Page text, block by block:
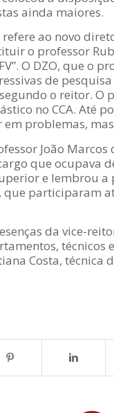
ainda maiores.
ao novo
o professor
O DZO, que o
de
o reitor.
no CCA. Até
problemas,
João
que ocupava
e lembrou
participaram
da vice-
Costa, técnica